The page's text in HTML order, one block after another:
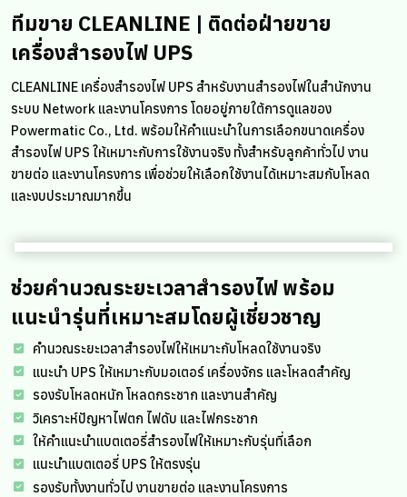
ทีมขาย CLEANLINE | ติดต่อฝ่ายขาย
เครื่องสำรองไฟ UPS
CLEANLINE เครื่องสำรองไฟ UPS สำหรับงานสำรองไฟในสำนักงาน
ระบบ Network และงานโครงการ โดยอยู่ภายใต้การดูแลของ
Powermatic Co., Ltd. พร้อมให้คำแนะนำในการเลือกขนาดเครื่อง
สำรองไฟ UPS ให้เหมาะกับการใช้งานจริง ทั้งสำหรับลูกค้าทั่วไป งาน
ขายต่อ และงานโครงการ เพื่อช่วยให้เลือกใช้งานได้เหมาะสมกับโหลด
และงบประมาณมากขึ้น
ช่วยคำนวณระยะเวลาสำรองไฟ พร้อม
แนะนำรุ่นที่เหมาะสมโดยผู้เชี่ยวชาญ
คำนวณระยะเวลาสำรองไฟให้เหมาะกับโหลดใช้งานจริง
แนะนำ UPS ให้เหมาะกับมอเตอร์ เครื่องจักร และโหลดสำคัญ
รองรับโหลดหนัก โหลดกระชาก และงานสำคัญ
วิเคราะห์ปัญหาไฟตก ไฟดับ และไฟกระชาก
ให้คำแนะนำแบตเตอรี่สำรองไฟให้เหมาะกับรุ่นที่เลือก
แนะนำแบตเตอรี่ UPS ให้ตรงรุ่น
รองรับทั้งงานทั่วไป งานขายต่อ และงานโครงการ